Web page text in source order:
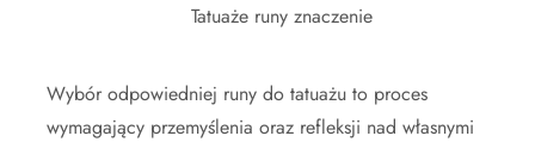
Tatuaże runy znaczenie
Wybór odpowiedniej runy do tatuażu to proces
wymagający przemyślenia oraz refleksji nad własnymi